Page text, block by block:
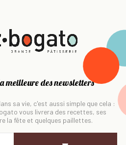
meilleure des newsletters
sa vie, c'est aussi simple que cela :
vous livrera des recettes, ses
la fête et quelques paillettes.